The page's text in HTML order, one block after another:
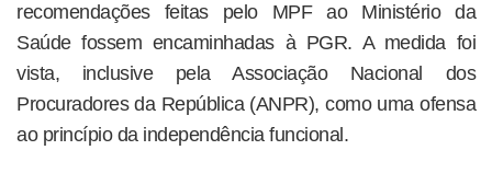
recomendações feitas pelo MPF ao Ministério da
Saúde fossem encaminhadas à PGR. A medida foi
vista, inclusive pela Associação Nacional dos
Procuradores da República (ANPR), como uma ofensa
ao princípio da independência funcional.